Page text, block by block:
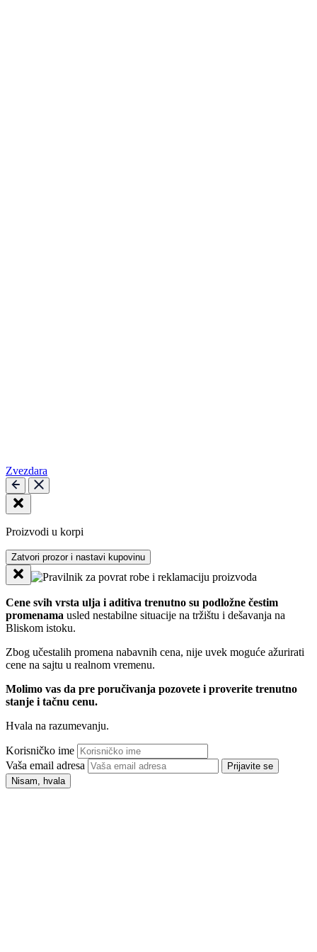
Zvezdara
Proizvodi u korpi
Zatvori prozor i nastavi kupovinu
Cene svih vrsta ulja i aditiva trenutno su podložne čestim
promenama usled nestabilne situacije na tržištu i dešavanja na
Bliskom istoku.
Zbog učestalih promena nabavnih cena, nije uvek moguće ažurirati
cene na sajtu u realnom vremenu.
Molimo vas da pre poručivanja pozovete i proverite trenutno
stanje i tačnu cenu.
Hvala na razumevanju.
Korisničko ime
Vaša email adresa
Prijavite se
Nisam, hvala